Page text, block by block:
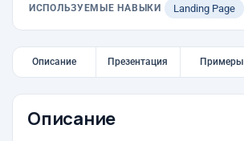
ИСПОЛЬЗУЕМЫЕ НАВЫКИ Landing Page
Описание Презентация Примеры
Описание